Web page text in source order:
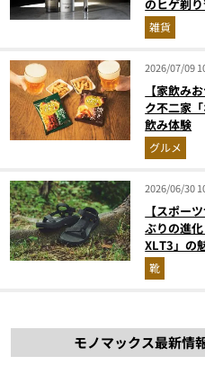
のヒゲ剃
雑貨
2026/07/09
【家飲み
ク不二家
飲み体験
グルメ
2026/06/30
【スポー
ぶりの進
XLT3」の
解説！
靴
モノマックス最新情